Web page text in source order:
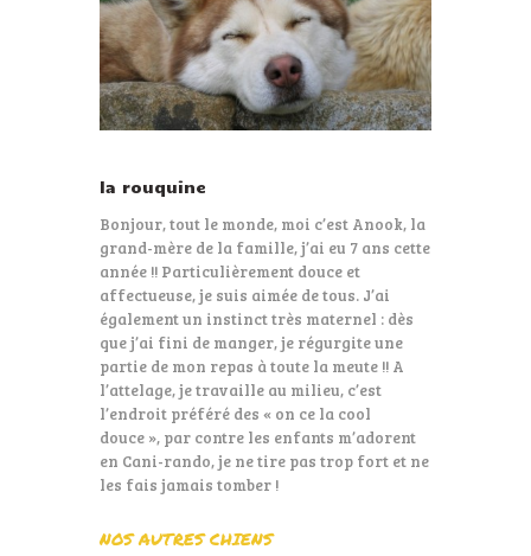
la rouquine
Bonjour, tout le monde, moi c’est Anook, la
grand-mère de la famille, j’ai eu 7 ans cette
année !! Particulièrement douce et
affectueuse, je suis aimée de tous. J’ai
également un instinct très maternel : dès
que j’ai fini de manger, je régurgite une
partie de mon repas à toute la meute !! A
l’attelage, je travaille au milieu, c’est
l’endroit préféré des « on ce la cool
douce », par contre les enfants m’adorent
en Cani-rando, je ne tire pas trop fort et ne
les fais jamais tomber !
NOS AUTRES CHIENS